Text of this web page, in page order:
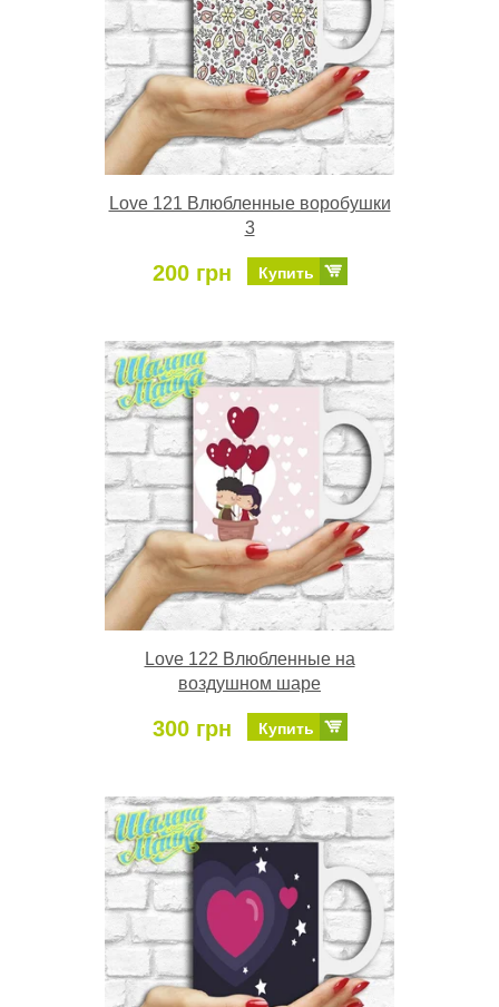
Love 121 Влюбленные воробушки
3
200 грн Купить
Love 122 Влюбленные на
воздушном шаре
300 грн Купить